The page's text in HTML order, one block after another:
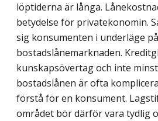
löptiderna är långa.
betydelse för privatekonomin.
sig konsumenten i underläge på
bostadslånemarknaden.
kunskapsövertag och inte
bostadslånen är ofta
förstå för en konsument.
området bör därför vara tydlig